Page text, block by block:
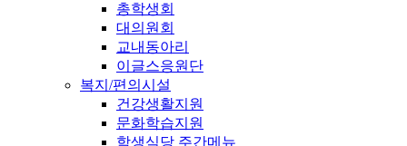
총학생회
대의원회
교내동아리
이글스응원단
복지/편의시설
건강생활지원
문화학습지원
학생식당 주간메뉴